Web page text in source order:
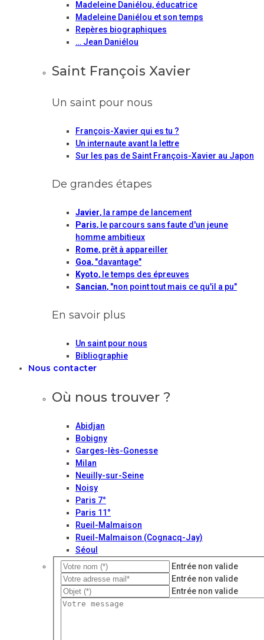
Madeleine Daniélou, éducatrice
Madeleine Daniélou et son temps
Repères biographiques
… Jean Daniélou
Saint François Xavier
Un saint pour nous
François-Xavier qui es tu ?
Un internaute avant la lettre
Sur les pas de Saint François-Xavier au Japon
De grandes étapes
Javier, la rampe de lancement
Paris, le parcours sans faute d'un jeune
homme ambitieux
Rome, prêt à appareiller
Goa, "davantage"
Kyoto, le temps des épreuves
Sancian, "non point tout mais ce qu'il a pu"
En savoir plus
Un saint pour nous
Bibliographie
Nous contacter
Où nous trouver ?
Abidjan
Bobigny
Garges-lès-Gonesse
Milan
Neuilly-sur-Seine
Noisy
Paris 7°
Paris 11°
Rueil-Malmaison
Rueil-Malmaison (Cognacq-Jay)
Séoul
Entrée non valide
Entrée non valide
Entrée non valide